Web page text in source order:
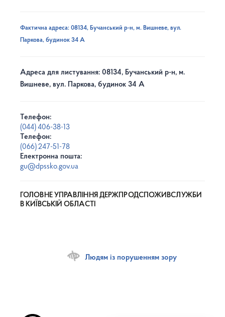
Фактична адреса: 08134, Бучанський р-н, м. Вишневе, вул.
Паркова, будинок 34 А
Адреса для листування: 08134, Бучанський р-н, м.
Вишневе, вул. Паркова, будинок 34 А
Телефон:
(044) 406-38-13
Телефон:
(066) 247-51-78
Електронна пошта:
gu@dpssko.gov.ua
ГОЛОВНЕ УПРАВЛІННЯ ДЕРЖПРОДСПОЖИВСЛУЖБИ
В КИЇВСЬКІЙ ОБЛАСТІ
Людям із порушенням зору